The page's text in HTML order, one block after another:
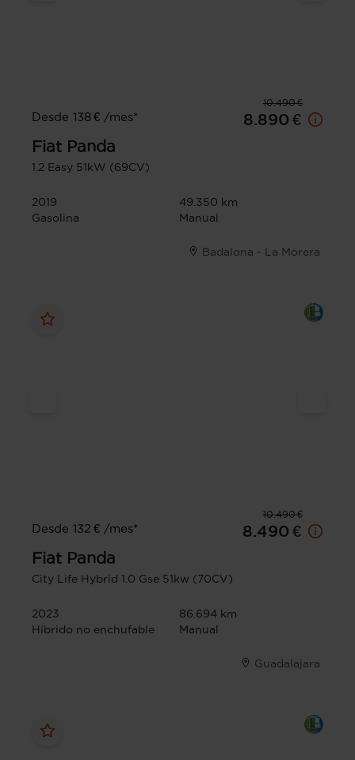
10.490 €
Desde 138 € /mes*
8.890 €
Fiat Panda
1.2 Easy 51kW (69CV)
2019
49.350 km
Gasolina
Manual
Badalona - La Morera
10.490 €
Desde 132 € /mes*
8.490 €
Fiat Panda
City Life Hybrid 1.0 Gse 51kw (70CV)
2023
86.694 km
Híbrido no enchufable
Manual
Guadalajara